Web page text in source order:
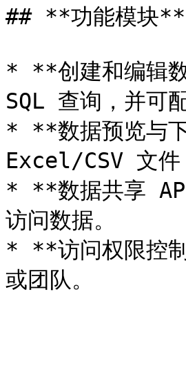
## **功能模块**
* **创建和编辑
SQL 查询，并可
* **数据预览与
Excel/CSV 文件
* **数据共享
访问数据。
* **访问权限控